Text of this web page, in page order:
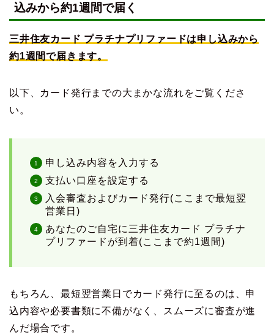
込みから約1週間で届く
三井住友カード プラチナプリファードは申し込みから
約1週間で届きます。
以下、カード発行までの大まかな流れをご覧くださ
い。
申し込み内容を入力する
支払い口座を設定する
入会審査およびカード発行(ここまで最短翌
営業日)
あなたのご自宅に三井住友カード プラチナ
プリファードが到着(ここまで約1週間)
もちろん、最短翌営業日でカード発行に至るのは、申
込内容や必要書類に不備がなく、スムーズに審査が進
んだ場合です。